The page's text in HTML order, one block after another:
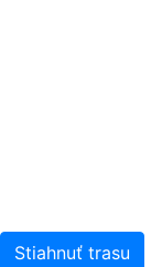
Stiahnuť trasu